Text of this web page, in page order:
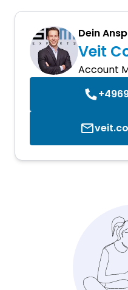
Dein
Veit
Account